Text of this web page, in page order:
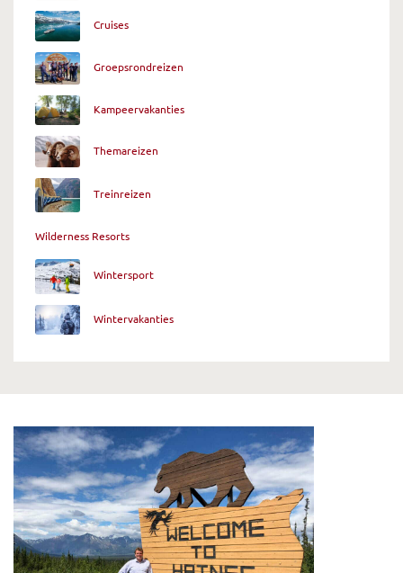
Cruises
Groepsrondreizen
Kampeervakanties
Themareizen
Treinreizen
Wilderness Resorts
Wintersport
Wintervakanties